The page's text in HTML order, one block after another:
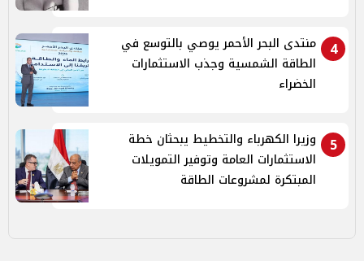
4
منتدى البحر الأحمر يوصي بالتوسع في
الطاقة الشمسية وجذب الاستثمارات
الخضراء
5
وزيرا الكهرباء والتخطيط يبحثان خطة
الاستثمارات العامة وتوفير التمويلات
المبتكرة لمشروعات الطاقة